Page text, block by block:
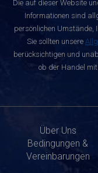
Die auf dieser Website
Informationen sind
persönlichen Umstände,
Sie sollten unsere
berücksichtigen und
ob der Handel
Über Uns
Bedingungen &
Vereinbarungen